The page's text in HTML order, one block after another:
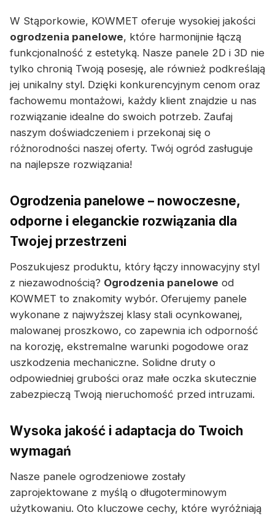
W Stąporkowie, KOWMET oferuje wysokiej jakości
ogrodzenia panelowe, które harmonijnie łączą
funkcjonalność z estetyką. Nasze panele 2D i 3D nie
tylko chronią Twoją posesję, ale również podkreślają
jej unikalny styl. Dzięki konkurencyjnym cenom oraz
fachowemu montażowi, każdy klient znajdzie u nas
rozwiązanie idealne do swoich potrzeb. Zaufaj
naszym doświadczeniem i przekonaj się o
różnorodności naszej oferty. Twój ogród zasługuje
na najlepsze rozwiązania!
Ogrodzenia panelowe – nowoczesne,
odporne i eleganckie rozwiązania dla
Twojej przestrzeni
Poszukujesz produktu, który łączy innowacyjny styl
z niezawodnością? Ogrodzenia panelowe od
KOWMET to znakomity wybór. Oferujemy panele
wykonane z najwyższej klasy stali ocynkowanej,
malowanej proszkowo, co zapewnia ich odporność
na korozję, ekstremalne warunki pogodowe oraz
uszkodzenia mechaniczne. Solidne druty o
odpowiedniej grubości oraz małe oczka skutecznie
zabezpieczą Twoją nieruchomość przed intruzami.
Wysoka jakość i adaptacja do Twoich
wymagań
Nasze panele ogrodzeniowe zostały
zaprojektowane z myślą o długoterminowym
użytkowaniu. Oto kluczowe cechy, które wyróżniają